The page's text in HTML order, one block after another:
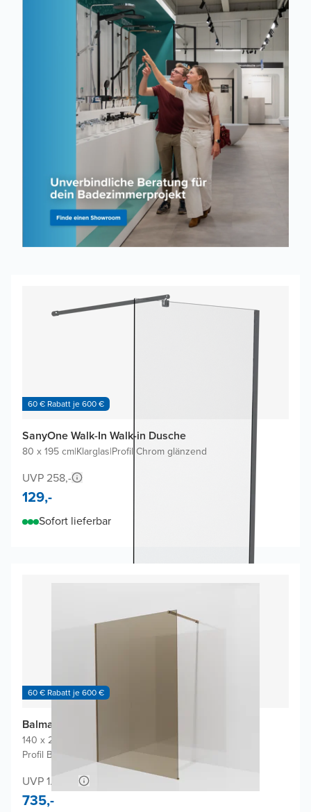
60 € Rabatt je 600 €
SanyOne Walk-In Walk-in Dusche
80 x 195 cm|Klarglas|Profil Chrom glänzend
UVP 258,-
129,-
Sofort lieferbar
60 € Rabatt je 600 €
Balmani Modular Walk-In Dusche
140 x 200 cm
Profil Brushed Rosegold
UVP 1.450,-
735,-